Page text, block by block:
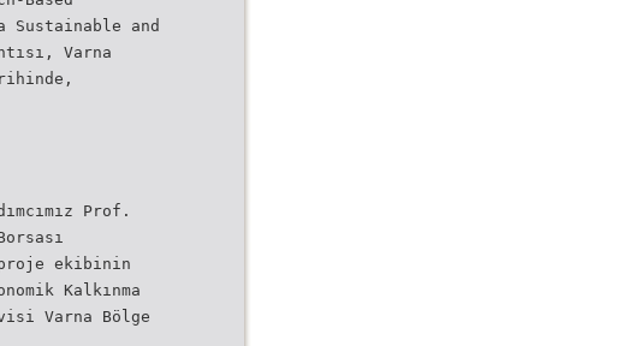
Sustainable and
Varna
Prof.
proje ekibinin
Kalkınma
Varna Bölge